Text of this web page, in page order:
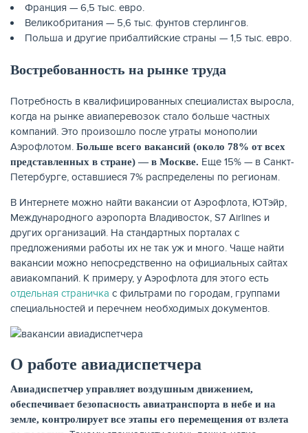
ЖУРНАЛ
Франция — 6,5 тыс. евро.
Великобритания — 5,6 тыс. фунтов стерлингов.
Польша и другие прибалтийские страны — 1,5 тыс. евро.
Востребованность на рынке труда
Потребность в квалифицированных специалистах выросла,
когда на рынке авиаперевозок стало больше частных
компаний. Это произошло после утраты монополии
Аэрофлотом. Больше всего вакансий (около 78% от всех
представленных в стране) — в Москве. Еще 15% — в Санкт-
Петербурге, оставшиеся 7% распределены по регионам.
В Интернете можно найти вакансии от Аэрофлота, ЮТэйр,
Международного аэропорта Владивосток, S7 Airlines и
других организаций. На стандартных порталах с
предложениями работы их не так уж и много. Чаще найти
вакансии можно непосредственно на официальных сайтах
авиакомпаний. К примеру, у Аэрофлота для этого есть
отдельная страничка с фильтрами по городам, группами
специальностей и перечнем необходимых документов.
О работе авиадиспетчера
Авиадиспетчер управляет воздушным движением,
обеспечивает безопасность авиатранспорта в небе и на
земле, контролирует все этапы его перемещения от взлета